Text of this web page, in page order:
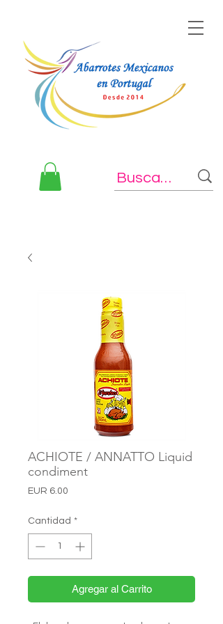
ACHIOTE / ANNATTO Liquid
condiment
EUR 6.00
Cantidad *
Agregar al Carrito